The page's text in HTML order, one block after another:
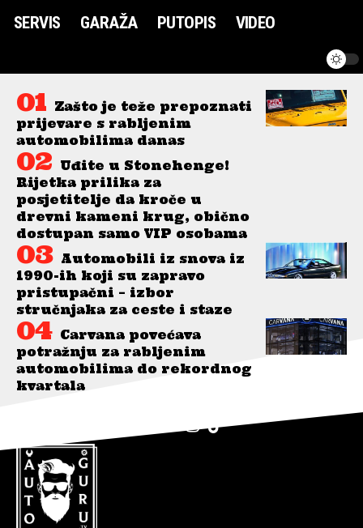
SERVIS
GARAŽA PUTOPIS VIDEO
Zašto je teže prepoznati
prijevare s rabljenim
automobilima danas
Uđite u Stonehenge!
Rijetka prilika za
posjetitelje da kroče u
drevni kameni krug, obično
dostupan samo VIP osobama
Automobili iz snova iz
1990-ih koji su zapravo
pristupačni – izbor
stručnjaka za ceste i staze
Carvana povećava
potražnju za rabljenim
automobilima do rekordnog
kvartala